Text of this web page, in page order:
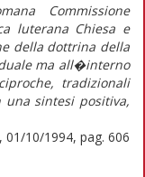
Commissione
luterana Chiesa e
della dottrina della
ma all�interno
tradizionali
sintesi positiva,
10/1994, pag. 606